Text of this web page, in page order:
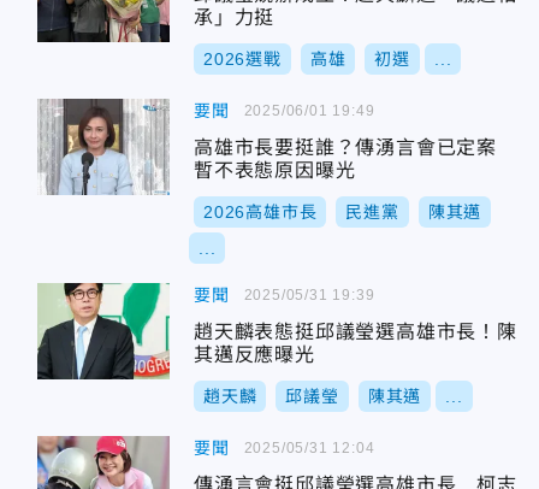
承」力挺
2026選戰 高雄 初選
要聞
高雄市長要挺誰？傳湧言會已定案
暫不表態原因曝光
2026高雄市長 民進黨 陳其邁
2025/06/01 19:49
要聞
趙天麟表態挺邱議瑩選高雄市長！陳
其邁反應曝光
趙天麟 邱議瑩 陳其邁
2025/05/31 19:39
要聞
傳湧言會挺邱議瑩選高雄市長 柯志
2025/05/31 12:04